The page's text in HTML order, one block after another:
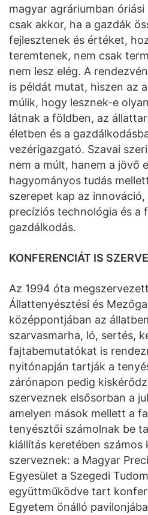
magyar agráriumban
csak akkor, ha a gazdák
fejlesztenek és értéket,
teremtenek, nem csak
nem lesz elég. A
is példát mutat, hiszen az
múlik, hogy lesznek-e
látnak a földben, az
életben és a
vezérigazgató. Szavai
nem a múlt, hanem a jövő
hagyományos tudás
szerepet kap az
precíziós technológia és a
gazdálkodás.
KONFERENCIÁT IS
Az 1994 óta
Állattenyésztési és
középpontjában az
szarvasmarha, ló, sertés,
fajtabemutatókat is
nyitónapján tartják a
zárónapon pedig
szerveznek elsősorban a
amelyen mások mellett a
tenyésztői számolnak be
kiállítás keretében számos
szerveznek: a Magyar
Egyesület a Szegedi
együttműködve tart
Egyetem önálló